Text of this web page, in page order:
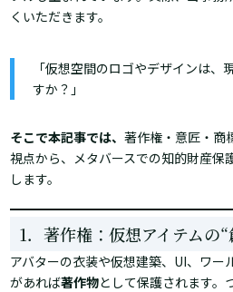
くいただきます。
「仮想空間のロゴやデザインは
すか？」
そこで本記事では、著作権・意匠・商
視点から、メタバースでの知的財産保
します。
1．著作権：仮想アイテムの
アバターの衣装や仮想建築、UI、ワー
があれば著作物として保護されます。